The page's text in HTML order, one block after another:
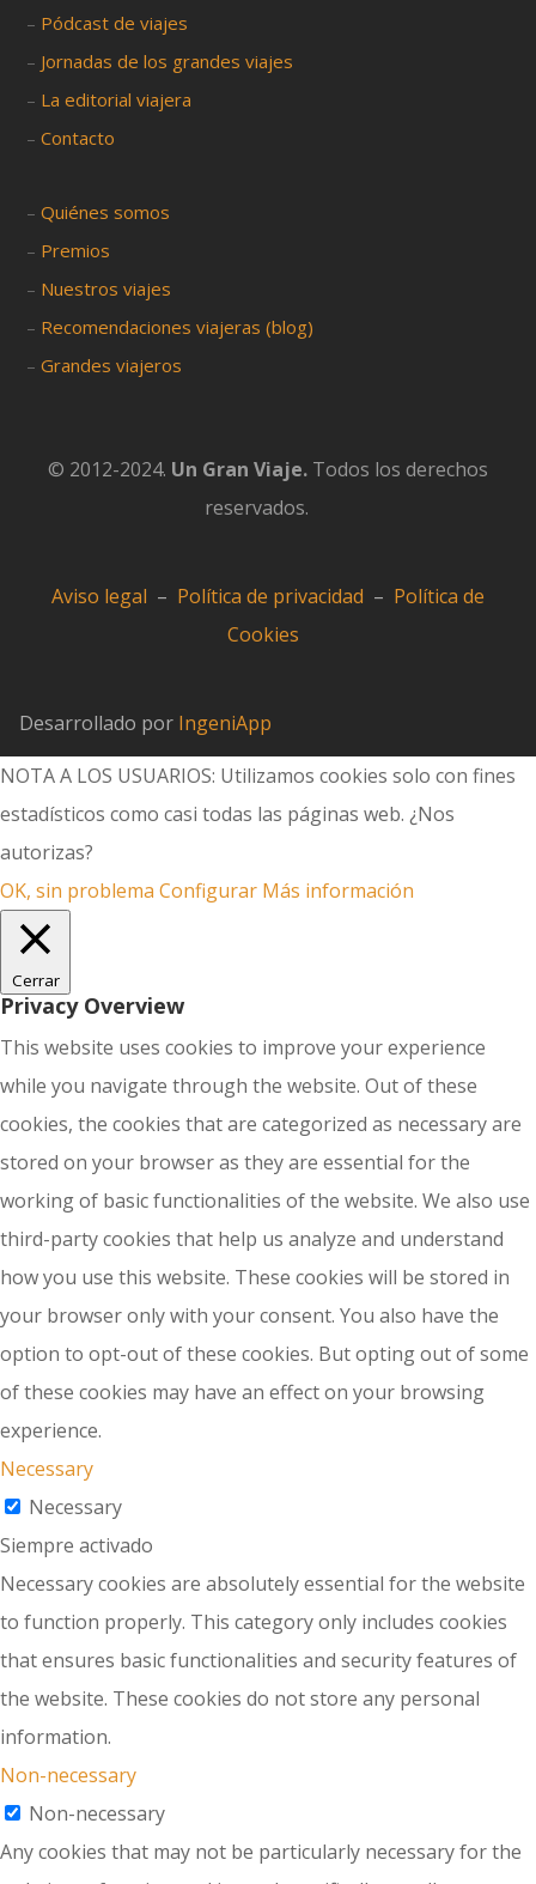
– Pódcast de viajes
– Jornadas de los grandes viajes
– La editorial viajera
–Contacto
–Quiénes somos
– Premios
– Nuestros viajes
– Recomendaciones viajeras (blog)
–Grandes viajeros
© 2012-2024. Un Gran Viaje. Todos los derechos
reservados.
Aviso legal – Política de privacidad – Política de
Cookies
Desarrollado por IngeniApp
NOTA A LOS USUARIOS: Utilizamos cookies solo con fines
estadísticos como casi todas las páginas web. ¿Nos
autorizas?
OK, sin problema Configurar Más información
Cerrar
Privacy Overview
This website uses cookies to improve your experience
while you navigate through the website. Out of these
cookies, the cookies that are categorized as necessary are
stored on your browser as they are essential for the
working of basic functionalities of the website. We also use
third-party cookies that help us analyze and understand
how you use this website. These cookies will be stored in
your browser only with your consent. You also have the
option to opt-out of these cookies. But opting out of some
of these cookies may have an effect on your browsing
experience.
Necessary
Necessary
Siempre activado
Necessary cookies are absolutely essential for the website
to function properly. This category only includes cookies
that ensures basic functionalities and security features of
the website. These cookies do not store any personal
information.
Non-necessary
Non-necessary
Any cookies that may not be particularly necessary for the